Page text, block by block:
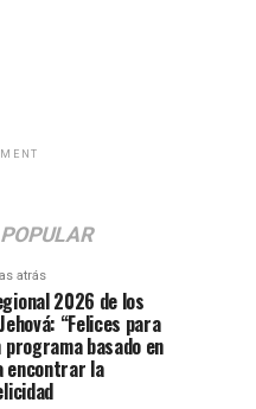
POPULAR
atrás
2026 de los
“Felices para
programa basado en
encontrar la